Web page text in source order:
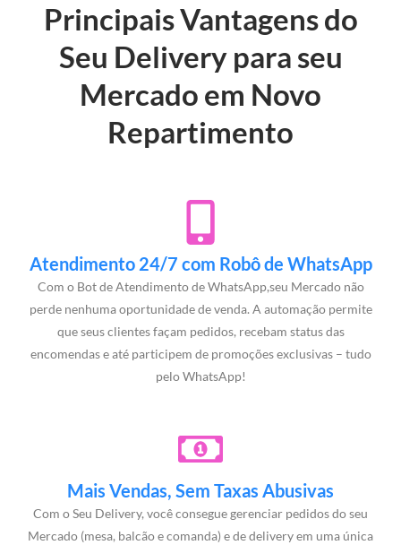
Principais Vantagens do
Seu Delivery para seu
Mercado em Novo
Repartimento
Atendimento 24/7 com Robô de WhatsApp
Com o Bot de Atendimento de WhatsApp,seu Mercado não
perde nenhuma oportunidade de venda. A automação permite
que seus clientes façam pedidos, recebam status das
encomendas e até participem de promoções exclusivas – tudo
pelo WhatsApp!
Mais Vendas, Sem Taxas Abusivas
Com o Seu Delivery, você consegue gerenciar pedidos do seu
Mercado (mesa, balcão e comanda) e de delivery em uma única